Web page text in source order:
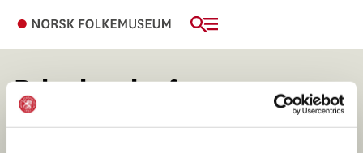
Price inquiry for tour
operators